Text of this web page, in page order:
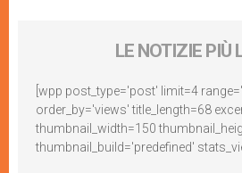
LE NOTIZIE PIÙ
[wpp post_type='post' limit=4
order_by='views' title_length=68
thumbnail_width=150
thumbnail_build='predefined'